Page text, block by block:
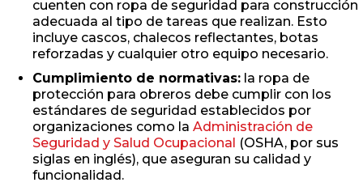
cuenten con ropa de seguridad para construcción
adecuada al tipo de tareas que realizan. Esto
incluye cascos, chalecos reflectantes, botas
reforzadas y cualquier otro equipo necesario.
Cumplimiento de normativas: la ropa de
protección para obreros debe cumplir con los
estándares de seguridad establecidos por
organizaciones como la Administración de
Seguridad y Salud Ocupacional (OSHA, por sus
siglas en inglés), que aseguran su calidad y
funcionalidad.